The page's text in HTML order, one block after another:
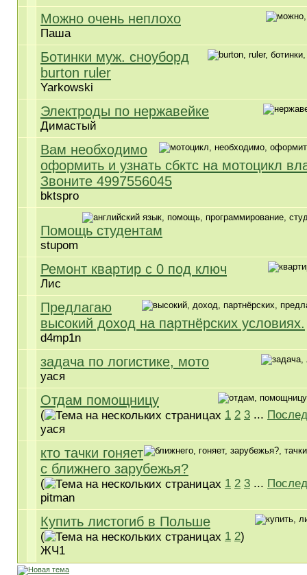
Можно очень неплохо
Паша
Ботинки муж. сноуборд
burton ruler
Yarkowski
Электроды по нержавейке
Димастый
Вам необходимо
оформить и узнать сбктс на мотоцикл
Звоните 4997556045
bktspro
Помощь студентам
stupom
Ремонт квартир с 0 под ключ
Лис
Предлагаю
высокий доход на партнёрских условиях.
d4mp1n
задача по логистике, мото
уася
Отдам помощницу
( 1 2 3 ...
уася
кто тачки гоняет
с ближнего зарубежья?
( 1 2 3 ...
pitman
Купить листогиб в Польше
( 1 2)
ЖЧ1